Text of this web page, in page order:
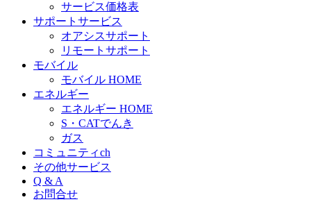
サービス価格表
サポートサービス
オアシスサポート
リモートサポート
モバイル
モバイル HOME
エネルギー
エネルギー HOME
S・CATでんき
ガス
コミュニティch
その他サービス
Q & A
お問合せ